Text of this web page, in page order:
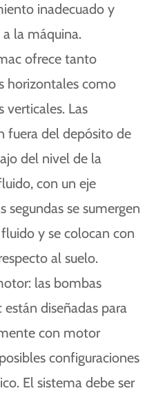
inadecuado y
la máquina.
ofrece tanto
horizontales como
verticales. Las
fuera del depósito de
del nivel de la
con un eje
segundas se sumergen
y se colocan con
al suelo.
las bombas
diseñadas para
con motor
configuraciones
El sistema debe ser